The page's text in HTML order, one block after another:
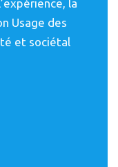
la
Usage des
et sociétal